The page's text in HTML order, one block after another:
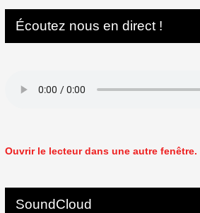
Écoutez nous en direct !
Ouvrir le lecteur dans une autre fenêtre.
SoundCloud